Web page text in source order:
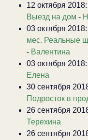
12 октября 2018:
Выезд на дом -
03 октября 2018:
мес. Реальные
- Валентина
03 октября 2018:
Елена
30 сентября
Подросток в
26 сентября
Терехина
26 сентября